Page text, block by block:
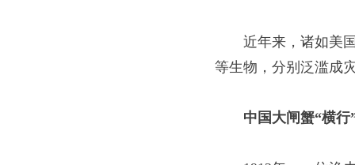
近年来，诸如美
等生物，分别泛滥成
中国大闸蟹“横行